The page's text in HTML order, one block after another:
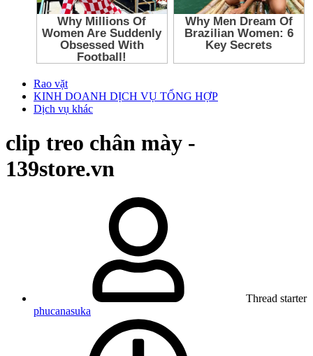
Rao vặt
KINH DOANH DỊCH VỤ TỔNG HỢP
Dịch vụ khác
clip treo chân mày -
139store.vn
Thread starter
phucanasuka